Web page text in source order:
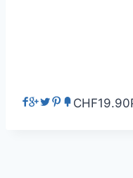
CHF19.90